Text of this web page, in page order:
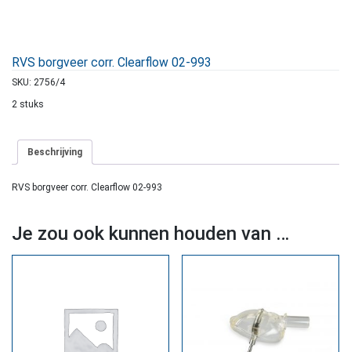
RVS borgveer corr. Clearflow 02-993
SKU: 2756/4
2 stuks
Beschrijving
RVS borgveer corr. Clearflow 02-993
Je zou ook kunnen houden van …